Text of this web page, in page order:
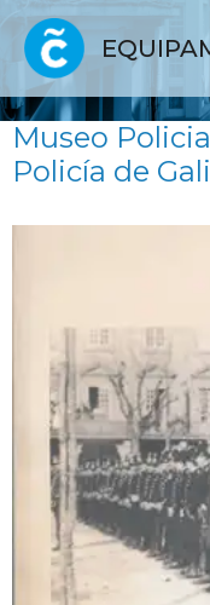
Museo
Policía de